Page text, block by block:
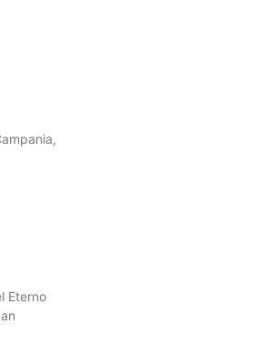
Eterno